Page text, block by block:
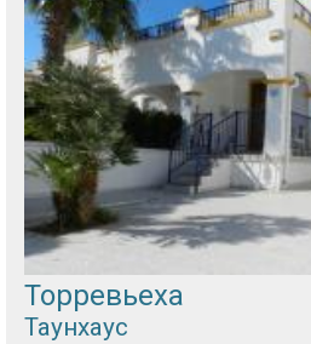
Торревьеха
Таунхаус